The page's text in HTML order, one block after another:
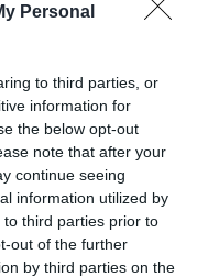
Personal
to third parties, or
information for
the below opt-out
note that after your
continue seeing
information utilized by
third parties prior to
out of the further
by third parties on the
est à voir !
20 janvier 2014 - 9 h
48 min
RÉPONDRE